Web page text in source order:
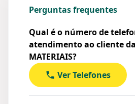
Perguntas frequentes
Qual é o número de
atendimento ao cliente
MATERIAIS?
Ver Telefones